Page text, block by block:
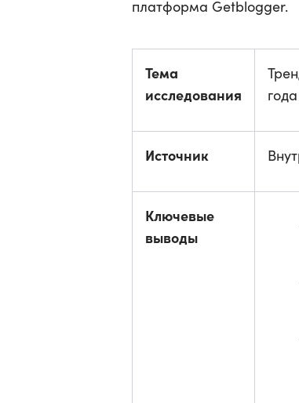
платформа Getblogger.
Тема
исследования
года
Источник
Ключевые
выводы